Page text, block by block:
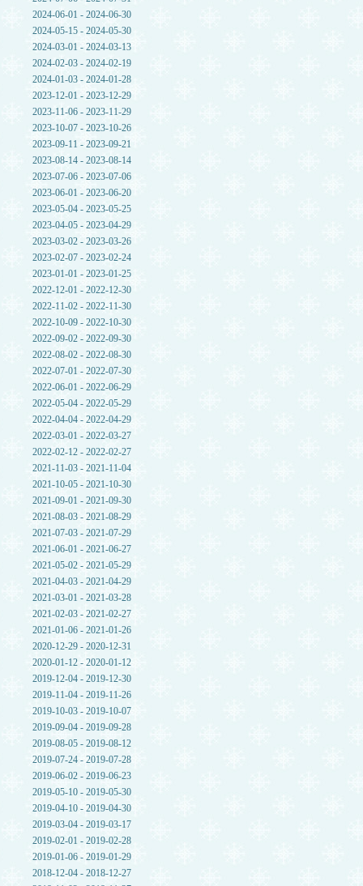
2024-06-01 - 2024-06-30
2024-05-15 - 2024-05-30
2024-03-01 - 2024-03-13
2024-02-03 - 2024-02-19
2024-01-03 - 2024-01-28
2023-12-01 - 2023-12-29
2023-11-06 - 2023-11-29
2023-10-07 - 2023-10-26
2023-09-11 - 2023-09-21
2023-08-14 - 2023-08-14
2023-07-06 - 2023-07-06
2023-06-01 - 2023-06-20
2023-05-04 - 2023-05-25
2023-04-05 - 2023-04-29
2023-03-02 - 2023-03-26
2023-02-07 - 2023-02-24
2023-01-01 - 2023-01-25
2022-12-01 - 2022-12-30
2022-11-02 - 2022-11-30
2022-10-09 - 2022-10-30
2022-09-02 - 2022-09-30
2022-08-02 - 2022-08-30
2022-07-01 - 2022-07-30
2022-06-01 - 2022-06-29
2022-05-04 - 2022-05-29
2022-04-04 - 2022-04-29
2022-03-01 - 2022-03-27
2022-02-12 - 2022-02-27
2021-11-03 - 2021-11-04
2021-10-05 - 2021-10-30
2021-09-01 - 2021-09-30
2021-08-03 - 2021-08-29
2021-07-03 - 2021-07-29
2021-06-01 - 2021-06-27
2021-05-02 - 2021-05-29
2021-04-03 - 2021-04-29
2021-03-01 - 2021-03-28
2021-02-03 - 2021-02-27
2021-01-06 - 2021-01-26
2020-12-29 - 2020-12-31
2020-01-12 - 2020-01-12
2019-12-04 - 2019-12-30
2019-11-04 - 2019-11-26
2019-10-03 - 2019-10-07
2019-09-04 - 2019-09-28
2019-08-05 - 2019-08-12
2019-07-24 - 2019-07-28
2019-06-02 - 2019-06-23
2019-05-10 - 2019-05-30
2019-04-10 - 2019-04-30
2019-03-04 - 2019-03-17
2019-02-01 - 2019-02-28
2019-01-06 - 2019-01-29
2018-12-04 - 2018-12-27